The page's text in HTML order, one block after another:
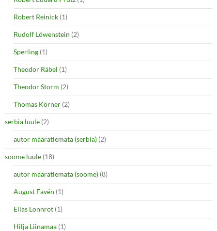
Robert Reinick (1)
Rudolf Löwenstein (2)
Sperling (1)
Theodor Räbel (1)
Theodor Storm (2)
Thomas Körner (2)
serbia luule (2)
autor määratlemata (serbia) (2)
soome luule (18)
autor määratlemata (soome) (8)
August Favén (1)
Elias Lönnrot (1)
Hilja Liinamaa (1)